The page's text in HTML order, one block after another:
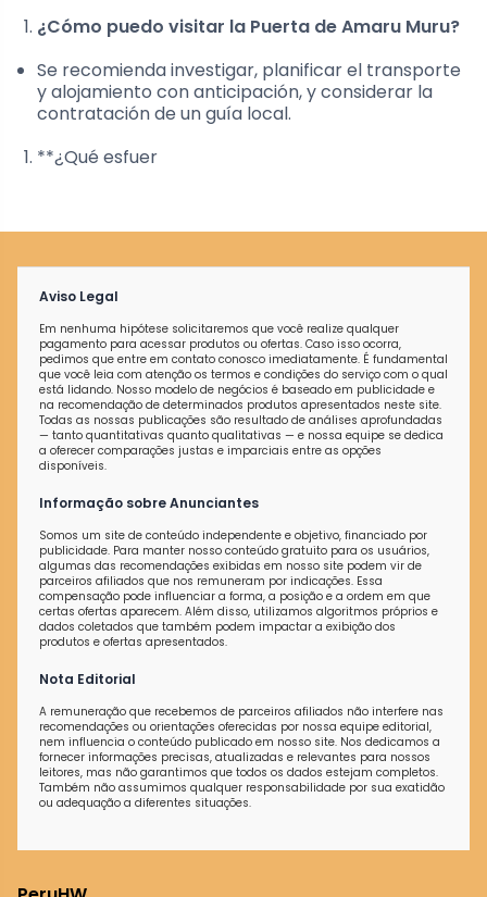
¿Cómo puedo visitar la Puerta de Amaru Muru?
Se recomienda investigar, planificar el transporte
y alojamiento con anticipación, y considerar la
contratación de un guía local.
**¿Qué esfuer
Aviso Legal
Em nenhuma hipótese solicitaremos que você realize qualquer
pagamento para acessar produtos ou ofertas. Caso isso ocorra,
pedimos que entre em contato conosco imediatamente. É fundamental
que você leia com atenção os termos e condições do serviço com o qual
está lidando. Nosso modelo de negócios é baseado em publicidade e
na recomendação de determinados produtos apresentados neste site.
Todas as nossas publicações são resultado de análises aprofundadas
— tanto quantitativas quanto qualitativas — e nossa equipe se dedica
a oferecer comparações justas e imparciais entre as opções
disponíveis.
Informação sobre Anunciantes
Somos um site de conteúdo independente e objetivo, financiado por
publicidade. Para manter nosso conteúdo gratuito para os usuários,
algumas das recomendações exibidas em nosso site podem vir de
parceiros afiliados que nos remuneram por indicações. Essa
compensação pode influenciar a forma, a posição e a ordem em que
certas ofertas aparecem. Além disso, utilizamos algoritmos próprios e
dados coletados que também podem impactar a exibição dos
produtos e ofertas apresentados.
Nota Editorial
A remuneração que recebemos de parceiros afiliados não interfere nas
recomendações ou orientações oferecidas por nossa equipe editorial,
nem influencia o conteúdo publicado em nosso site. Nos dedicamos a
fornecer informações precisas, atualizadas e relevantes para nossos
leitores, mas não garantimos que todos os dados estejam completos.
Também não assumimos qualquer responsabilidade por sua exatidão
ou adequação a diferentes situações.